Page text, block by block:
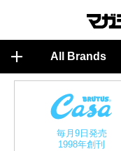
All Brands
毎月9日発売
1998年創刊